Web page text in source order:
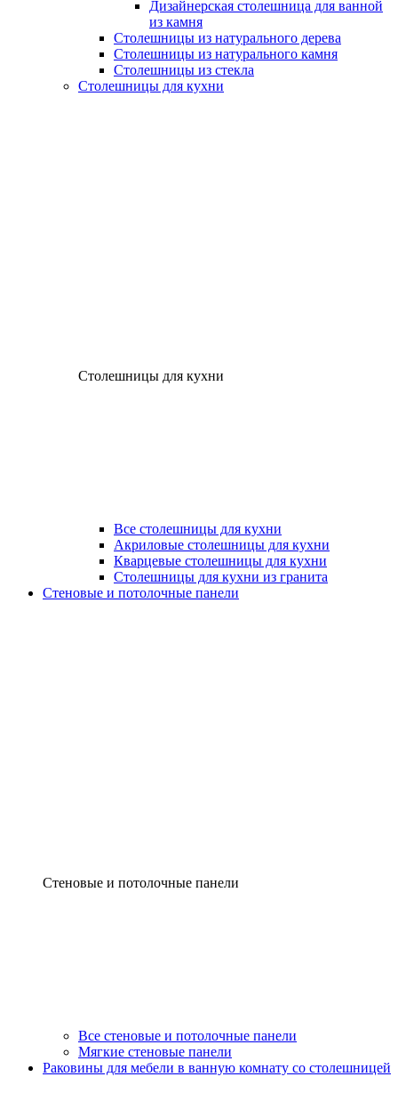
Дизайнерская столешница для ванной
из камня
Столешницы из натурального дерева
Столешницы из натурального камня
Столешницы из стекла
Столешницы для кухни
Столешницы для кухни
Все столешницы для кухни
Акриловые столешницы для кухни
Кварцевые столешницы для кухни
Столешницы для кухни из гранита
Стеновые и потолочные панели
Стеновые и потолочные панели
Все стеновые и потолочные панели
Мягкие стеновые панели
Раковины для мебели в ванную комнату со столешницей